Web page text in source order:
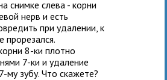
снимке слева - корни
нерв и есть
при удалении, к
прорезался.
8-ки плотно
7-ки и удаление
му зубу. Что скажете?